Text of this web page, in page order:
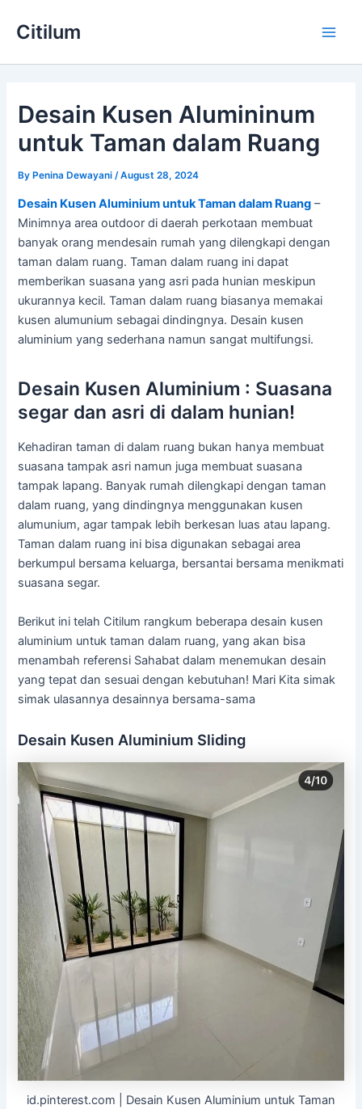
Citilum
Desain Kusen Alumininum
untuk Taman dalam Ruang
ByPenina Dewayani /August 28, 2024
Desain Kusen Aluminium untuk Taman dalam Ruang –
Minimnya area outdoor di daerah perkotaan membuat
banyak orang mendesain rumah yang dilengkapi dengan
taman dalam ruang. Taman dalam ruang ini dapat
memberikan suasana yang asri pada hunian meskipun
ukurannya kecil. Taman dalam ruang biasanya memakai
kusen alumunium sebagai dindingnya. Desain kusen
aluminium yang sederhana namun sangat multifungsi.
Desain Kusen Aluminium : Suasana
segar dan asri di dalam hunian!
Kehadiran taman di dalam ruang bukan hanya membuat
suasana tampak asri namun juga membuat suasana
tampak lapang. Banyak rumah dilengkapi dengan taman
dalam ruang, yang dindingnya menggunakan kusen
alumunium, agar tampak lebih berkesan luas atau lapang.
Taman dalam ruang ini bisa digunakan sebagai area
berkumpul bersama keluarga, bersantai bersama menikmati
suasana segar.
Berikut ini telah Citilum rangkum beberapa desain kusen
aluminium untuk taman dalam ruang, yang akan bisa
menambah referensi Sahabat dalam menemukan desain
yang tepat dan sesuai dengan kebutuhan! Mari Kita simak
simak ulasannya desainnya bersama-sama
Desain Kusen Aluminium Sliding
id.pinterest.com | Desain Kusen Aluminium untuk Taman